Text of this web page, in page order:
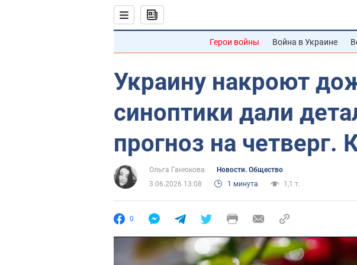
Герои войны Война в Украине
Украину накроют
синоптики дали
прогноз на четверг.
Ольга Ганюкова
Новости. Общество
3.06.2026 13:08
1 минута 1,1 т.
0